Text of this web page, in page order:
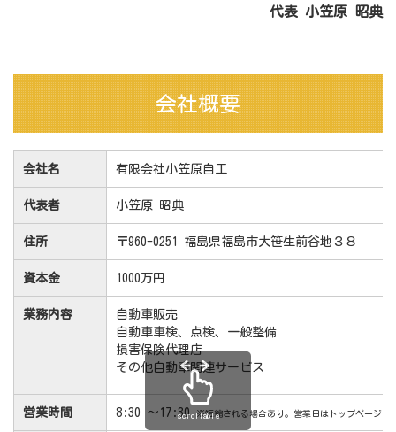
代表 小笠原 昭典
会社概要
会社名 有限会社小笠原自工
代表者 小笠原 昭典
住所 〒960-0251 福島県福島市大笹生前谷地３８
資本金 1000万円
業務内容
自動車販売
自動車車検、点検、一般整備
損害保険代理店
その他自動車関連サービス
営業時間 8:30 ～17:30 ※短縮される場合あり。営業日はトップページの
scrollable